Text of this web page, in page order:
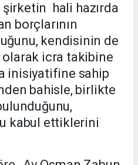
hali hazırda
borçlarının
kendisinin de
olarak icra takibine
inisiyatifine sahip
bahisle, birlikte
kabul ettiklerini